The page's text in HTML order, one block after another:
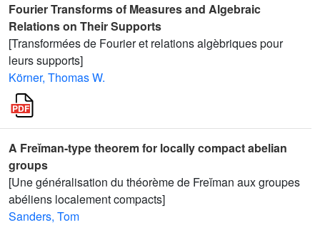
Fourier Transforms of Measures and Algebraic
Relations on Their Supports
[Transformées de Fourier et relations algèbriques pour
leurs supports]
Körner, Thomas W.
A Freĭman-type theorem for locally compact abelian
groups
[Une généralisation du théorème de Freĭman aux groupes
abéliens localement compacts]
Sanders, Tom